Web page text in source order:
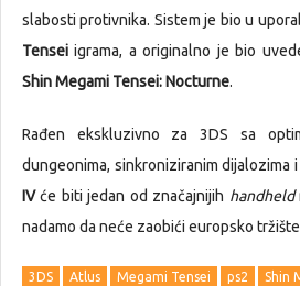
slabosti protivnika. Sistem je bio u
Tensei igrama, a originalno je bio
Shin Megami Tensei: Nocturne.
Rađen ekskluzivno za 3DS sa
dungeonima, sinkroniziranim dijalozima
IVće biti jedan od značajnijih handheld
nadamo da neće zaobići europsko
3DS Atlus Megami Tensei ps2 Shin